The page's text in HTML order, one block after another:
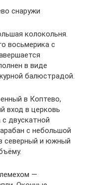
снаружи
колокольня.
восьмерика с
в виде
балюстрадой.
в Коптево,
вход в церковь
двускатной
с небольшой
северный и южный
—